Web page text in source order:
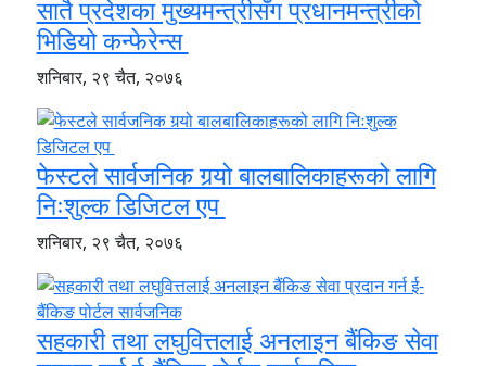
सातै प्रदेशका मुख्यमन्त्रीसँग प्रधानमन्त्रीको
भिडियो कन्फेरेन्स
शनिबार, २९ चैत, २०७६
फेस्टले सार्वजनिक गर्‍यो बालबालिकाहरूको लागि
निःशुल्क डिजिटल एप
शनिबार, २९ चैत, २०७६
सहकारी तथा लघुवित्तलाई अनलाइन बैंकिङ सेवा